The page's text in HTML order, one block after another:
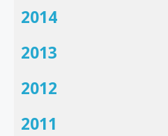
2014
2013
2012
2011